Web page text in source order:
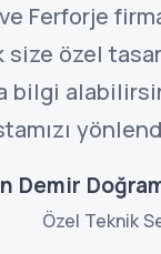
Ferforje
size özel
bilgi
Demir
Özel Teknik